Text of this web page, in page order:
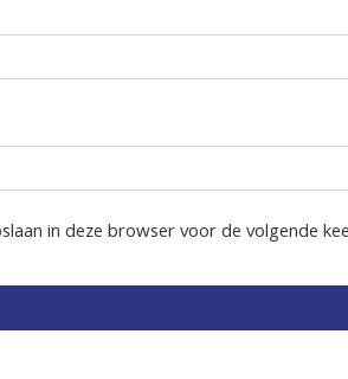
in deze browser voor de volgende